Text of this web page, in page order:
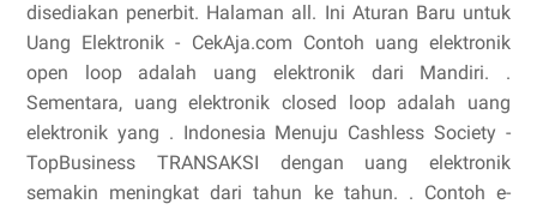
disediakan penerbit. Halaman all. Ini Aturan Baru untuk
Uang Elektronik - CekAja.com Contoh uang elektronik
open loop adalah uang elektronik dari Mandiri. .
Sementara, uang elektronik closed loop adalah uang
elektronik yang . Indonesia Menuju Cashless Society -
TopBusiness TRANSAKSI dengan uang elektronik
semakin meningkat dari tahun ke tahun. . Contoh e-